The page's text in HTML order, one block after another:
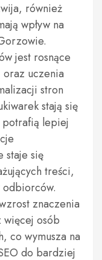
również
wpływ na
jest rosnące
uczenia
stron
stają się
lepiej
staje się
treści,
znaczenia
więcej osób
co wymusza na
do bardziej